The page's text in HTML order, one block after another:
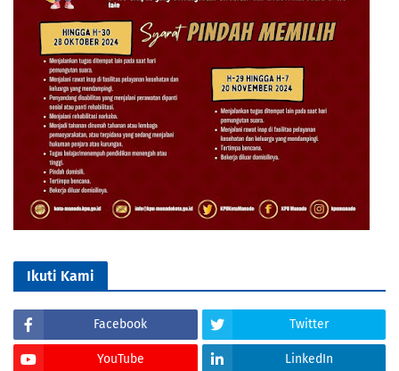
Ikuti Kami
Facebook Twitter
YouTube LinkedIn